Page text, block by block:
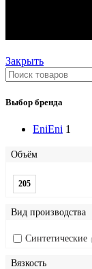
Закрыть
Выбор бренда
EniEni 1
Объём
205
Вид производства
Синтетические
Вязкость